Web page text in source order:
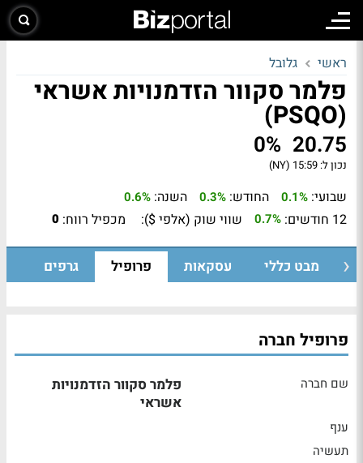
ראשי גלובל
פלמר סקוור הזדמנויות אשראי
(PSQO)
20.75
0%
נכון ל: 15:59 (NY)
שבועי: 0.1% החודש: 0.3% השנה: 0.6%
12 חודשים: 0.7% שווי שוק (אלפי $): מכפיל רווח: 0
מבט כללי עסקאות פרופיל גרפים
פרופיל חברה
שם חברה
פלמר סקוור הזדמנויות
אשראי
ענף
תעשיה